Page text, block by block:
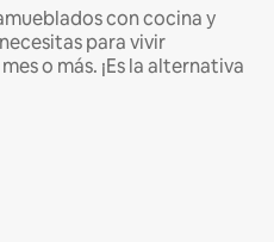
con cocina y
para vivir
o más. ¡Es la alternativa